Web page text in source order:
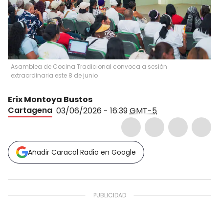
Asamblea de Cocina Tradicional convoca a sesión
extraordinaria este 8 de junio
Erix Montoya Bustos
Cartagena 03/06/2026 - 16:39GMT-5
Añadir Caracol Radio en Google